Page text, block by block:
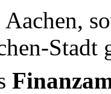
Stadt